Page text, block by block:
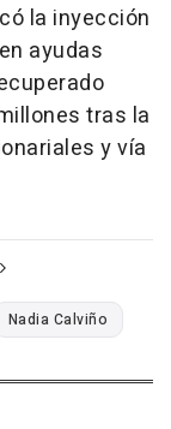
la inyección
ayudas
tras la
y vía
Nadia Calviño